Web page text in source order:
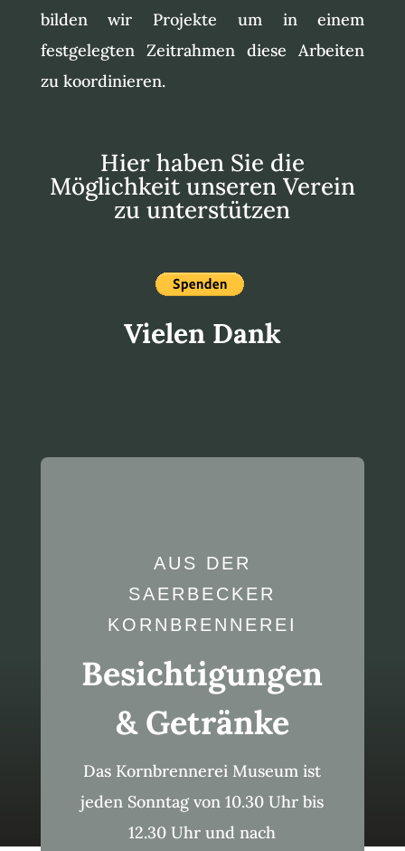
bilden wir Projekte um in einem
festgelegten Zeitrahmen diese Arbeiten
zu koordinieren.
Hier haben Sie die
Möglichkeit unseren Verein
zu unterstützen
Vielen Dank
AUS DER
SAERBECKER
KORNBRENNEREI
Besichtigungen
& Getränke
Das Kornbrennerei Museum ist
jeden Sonntag von 10.30 Uhr bis
12.30 Uhr und nach